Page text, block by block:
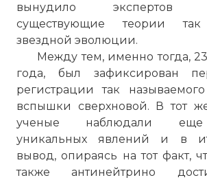
вынудило экспертов
существующие теории так
звездной эволюции.
Между тем, именно тогда,
года, был зафиксирован
регистрации так
вспышки сверхновой. В тот
ученые наблюдали еще
уникальных явлений и в
вывод, опираясь на тот факт,
также антинейтрино